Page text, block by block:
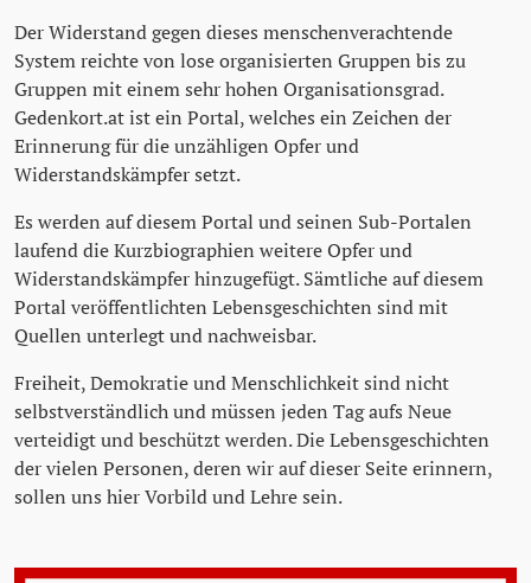
Der Widerstand gegen dieses menschenverachtende
System reichte von lose organisierten Gruppen bis zu
Gruppen mit einem sehr hohen Organisationsgrad.
Gedenkort.at ist ein Portal, welches ein Zeichen der
Erinnerung für die unzähligen Opfer und
Widerstandskämpfer setzt.
Es werden auf diesem Portal und seinen Sub-Portalen
laufend die Kurzbiographien weitere Opfer und
Widerstandskämpfer hinzugefügt. Sämtliche auf diesem
Portal veröffentlichten Lebensgeschichten sind mit
Quellen unterlegt und nachweisbar.
Freiheit, Demokratie und Menschlichkeit sind nicht
selbstverständlich und müssen jeden Tag aufs Neue
verteidigt und beschützt werden. Die Lebensgeschichten
der vielen Personen, deren wir auf dieser Seite erinnern,
sollen uns hier Vorbild und Lehre sein.